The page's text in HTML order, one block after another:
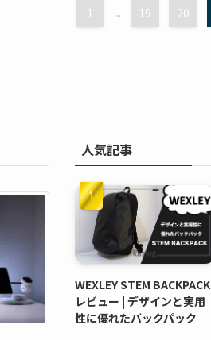
1 ... 19 20
人気記事
WEXLEY STEM BACKPACK
レビュー | デザインと実用
性に優れたバックパック